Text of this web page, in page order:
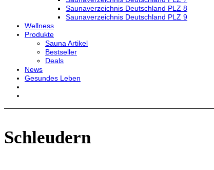
Saunaverzeichnis Deutschland PLZ 8
Saunaverzeichnis Deutschland PLZ 9
Wellness
Produkte
Sauna Artikel
Bestseller
Deals
News
Gesundes Leben
Schleudern